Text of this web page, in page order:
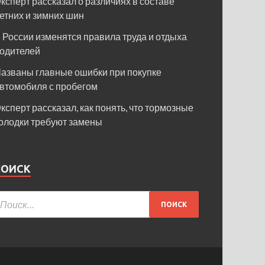
и зимних шин
России изменятся правила труда и отдыха
главные ошибки при покупке
с пробегом
рассказал, как понять, что тормозные
требуют замены